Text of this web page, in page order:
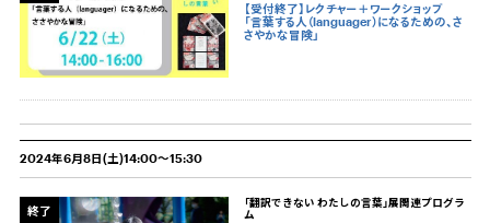
【受付終了】レクチャー＋ワークショップ
「言葉する人（languager）になるための、さ
さやかな冒険」
2024年6月8日(土)14:00～15:30
終了
「翻訳できない わたしの言葉」展関連プログラ
ム